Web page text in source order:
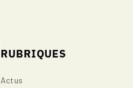
RUBRIQUES
Actus